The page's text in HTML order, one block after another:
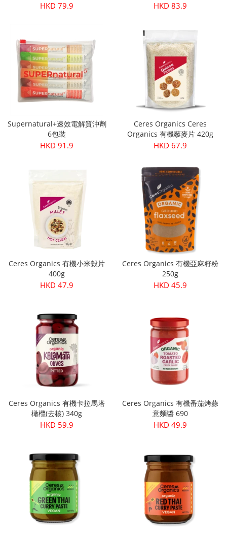
HKD 79.9 HKD 83.9
Supernatural+速效電解質沖劑
6包裝
HKD 91.9
Ceres Organics Ceres
Organics 有機藜麥片 420g
HKD 67.9
Ceres Organics 有機小米穀片
400g
HKD 47.9
Ceres Organics 有機亞麻籽粉
250g
HKD 45.9
Ceres Organics 有機卡拉馬塔
橄欖(去核) 340g
HKD 59.9
Ceres Organics 有機番茄烤蒜
意麵醬 690
HKD 49.9